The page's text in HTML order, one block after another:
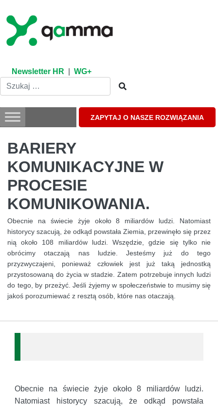
content
Newsletter HR WG+
ZAPYTAJ O NASZE ROZWIĄZANIA
BARIERY
KOMUNIKACYJNE W
PROCESIE
KOMUNIKOWANIA.
Obecnie na świecie żyje około 8 miliardów ludzi. Natomiast
historycy szacują, że odkąd powstała Ziemia, przewinęło się przez
nią około 108 miliardów ludzi. Wszędzie, gdzie się tylko nie
obrócimy otaczają nas ludzie. Jesteśmy już do tego
przyzwyczajeni, ponieważ człowiek jest już taką jednostką
przystosowaną do życia w stadzie. Zatem potrzebuje innych ludzi
do tego, by przeżyć. Jeśli żyjemy w społeczeństwie to musimy się
jakoś porozumiewać z resztą osób, które nas otaczają.
Obecnie na świecie żyje około 8 miliardów ludzi.
Natomiast historycy szacują, że odkąd powstała